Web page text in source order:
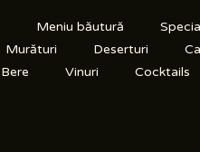
Meniu băutură
Murături Deserturi
Bere Vinuri Cocktails